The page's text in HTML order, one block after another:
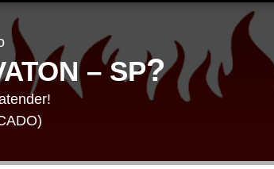
– SP?